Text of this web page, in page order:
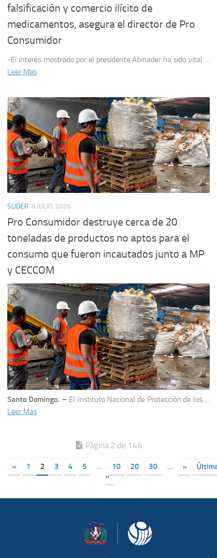
falsificación y comercio ilícito de
medicamentos, asegura el director de Pro
Consumidor
-El interés mostrado por el presidente Abinader ha sido vital …
Leer Mas
SLIDER 8 JULIO, 2026
Pro Consumidor destruye cerca de 20
toneladas de productos no aptos para el
consumo que fueron incautados junto a MP
y CECCOM
Santo Domingo. – El Instituto Nacional de Protección de los …
Leer Mas
Página 2 de 146
« 1 2 3 4 5 ... 10 20 30 ... »
»